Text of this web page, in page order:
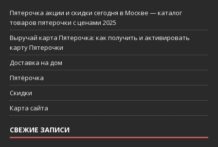
Пятерочка акции и скидки сегодня в Москве — каталог
товаров пятерочки с ценами 2025
Выручай карта Пятерочка: как получить и активировать
карту Пятерочки
Доставка на дом
Пятёрочка
Скидки
Карта сайта
СВЕЖИЕ ЗАПИСИ